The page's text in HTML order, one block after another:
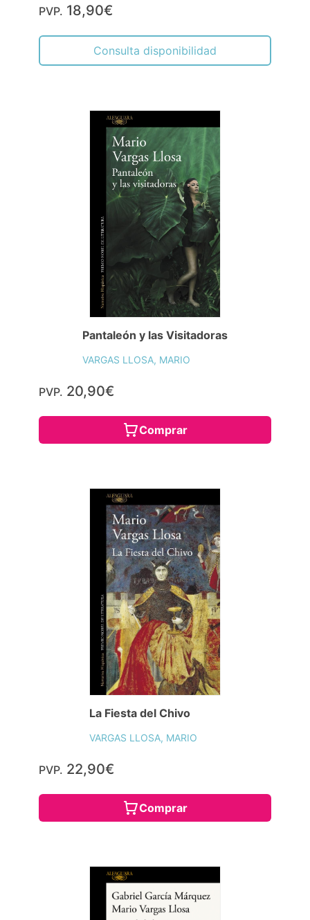
PVP. 18,90€
Consulta disponibilidad
Pantaleón y las Visitadoras
VARGAS LLOSA, MARIO
PVP. 20,90€
Comprar
La Fiesta del Chivo
VARGAS LLOSA, MARIO
PVP. 22,90€
Comprar